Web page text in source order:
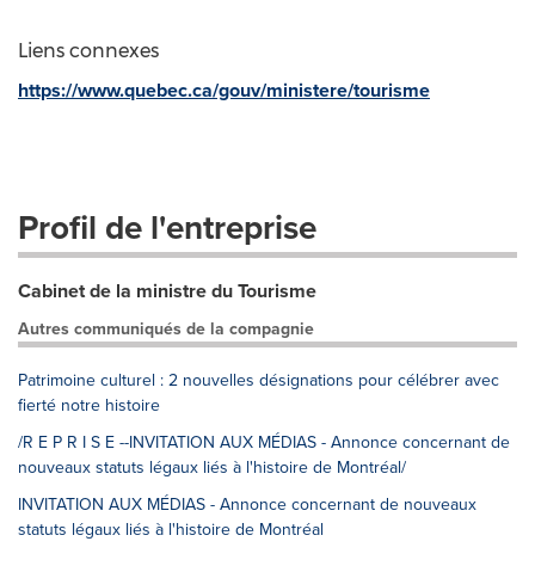
Liens connexes
https://www.quebec.ca/gouv/ministere/tourisme
Profil de l'entreprise
Cabinet de la ministre du Tourisme
Autres communiqués de la compagnie
Patrimoine culturel : 2 nouvelles désignations pour célébrer avec
fierté notre histoire
/R E P R I S E --INVITATION AUX MÉDIAS - Annonce concernant de
nouveaux statuts légaux liés à l'histoire de Montréal/
INVITATION AUX MÉDIAS - Annonce concernant de nouveaux
statuts légaux liés à l'histoire de Montréal